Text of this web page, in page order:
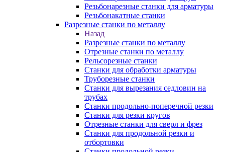
Резьбонарезные станки для арматуры
Резьбонакатные станки
Разрезные станки по металлу
Назад
Разрезные станки по металлу
Отрезные станки по металлу
Рельсорезные станки
Станки для обработки арматуры
Труборезные станки
Станки для вырезания седловин на
трубаx
Станки продольно-поперечной резки
Станки для резки кругов
Отрезные станки для сверл и фрез
Станки для продольной резки и
отбортовки